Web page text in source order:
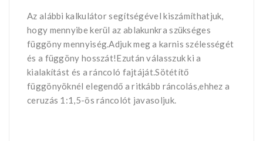
Az alábbi kalkulátor segítségével kiszámíthatjuk,
hogy mennyibe kerül az ablakunkra szükséges
függöny mennyiség.Adjuk meg a karnis szélességét
és a függöny hosszát!Ezután válasszuk ki a
kialakítást és a ráncoló fajtáját.Sötétítő
függönyöknél elegendő a ritkább ráncolás,ehhez a
ceruzás 1:1,5-ös ráncolót javasoljuk.